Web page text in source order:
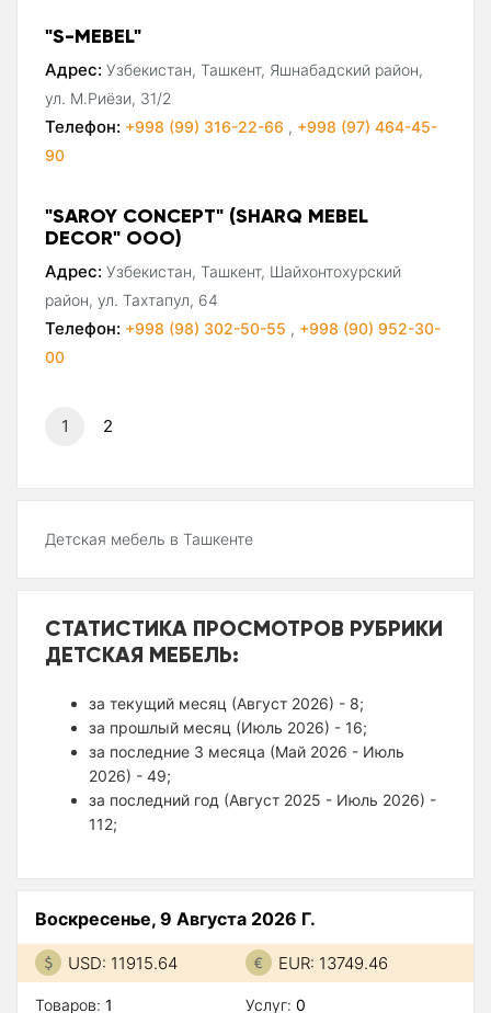
"S-MEBEL"
Адрес: Узбекистан, Ташкент, Яшнабадский район,
ул. М.Риёзи, 31/2
Телефон: +998 (99) 316-22-66 , +998 (97) 464-45-
90
"SAROY CONCEPT" (SHARQ MEBEL
DECOR" ООО)
Адрес: Узбекистан, Ташкент, Шайхонтохурский
район, ул. Тахтапул, 64
Телефон: +998 (98) 302-50-55 , +998 (90) 952-30-
00
1 2
Детская мебель в Ташкенте
СТАТИСТИКА ПРОСМОТРОВ РУБРИКИ
ДЕТСКАЯ МЕБЕЛЬ:
за текущий месяц (Август 2026) - 8;
за прошлый месяц (Июль 2026) - 16;
за последние 3 месяца (Май 2026 - Июль
2026) - 49;
за последний год (Август 2025 - Июль 2026) -
112;
Воскресенье, 9 Августа 2026 Г.
USD: 11915.64 EUR: 13749.46
Товаров: 1
Услуг: 0